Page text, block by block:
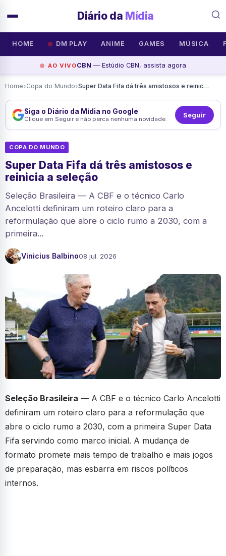
Diário da Mídia
HOME DM PLAY ANIME GAMES MÚSICA
AO VIVOCBN — Estúdio CBN, assista agora
Home›Copa do Mundo› Super Data Fifa dá três amistosos e reinicia a seleção
Siga o Diário da Mídia no Google
Clique em Seguir e não perca nenhuma novidade. Seguir
COPA DO MUNDO
Super Data Fifa dá três amistosos e
reinicia a seleção
Seleção Brasileira — A CBF e o técnico Carlo
Ancelotti definiram um roteiro claro para a
reformulação que abre o ciclo rumo a 2030, com a
primeira...
Vinicius Balbino08 jul. 2026
Seleção Brasileira — A CBF e o técnico Carlo Ancelotti
definiram um roteiro claro para a reformulação que
abre o ciclo rumo a 2030, com a primeira Super Data
Fifa servindo como marco inicial. A mudança de
formato promete mais tempo de trabalho e mais jogos
de preparação, mas esbarra em riscos políticos
internos.